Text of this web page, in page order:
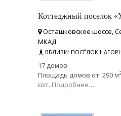
Коттеджный поселок
Осташковское шоссе,
МКАД
ВБЛИЗИ: ПОСЁЛОК
17 домов
Площадь домов от: 290 м
сот. Подробнее…